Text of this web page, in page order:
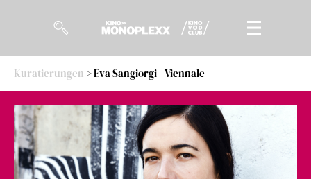
Filme
Magazin
Kuratierungen
Events
Kuratierungen > Eva Sangiorgi - Viennale